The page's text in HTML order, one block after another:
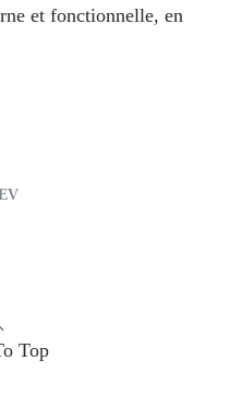
et fonctionnelle, en
Top